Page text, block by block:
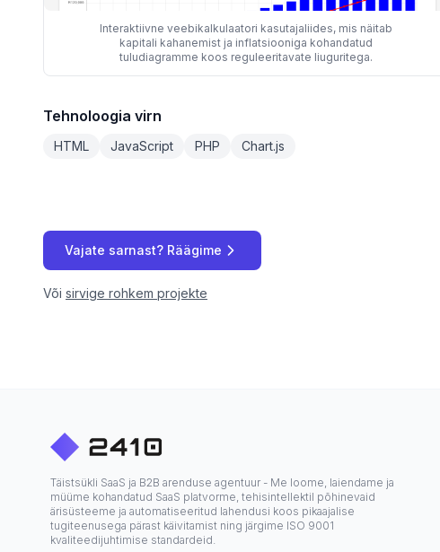
Interaktiivne veebikalkulaatori kasutajaliides, mis näitab
kapitali kahanemist ja inflatsiooniga kohandatud
tuludiagramme koos reguleeritavate liuguritega.
Tehnoloogia virn
HTML JavaScript PHP Chart.js
Vajate sarnast? Räägime
Või sirvige rohkem projekte
Täistsükli SaaS ja B2B arenduse agentuur - Me loome, laiendame ja
müüme kohandatud SaaS platvorme, tehisintellektil põhinevaid
ärisüsteeme ja automatiseeritud lahendusi koos pikaajalise
tugiteenusega pärast käivitamist ning järgime ISO 9001
kvaliteedijuhtimise standardeid.